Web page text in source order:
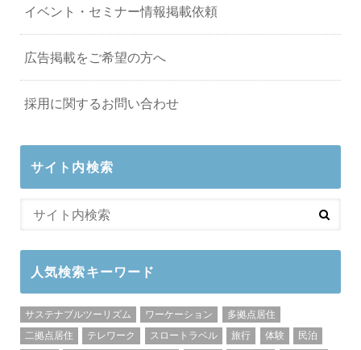
イベント・セミナー情報掲載依頼
広告掲載をご希望の方へ
採用に関するお問い合わせ
サイト内検索
人気検索キーワード
サステナブルツーリズム ワーケーション
多拠点居住
二拠点居住
テレワーク スロートラベル 旅行 体験 民泊